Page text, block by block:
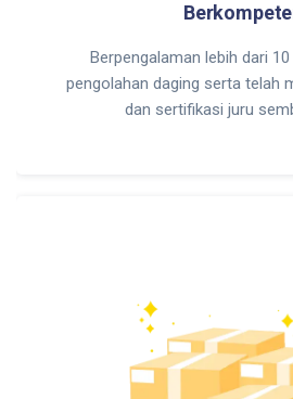
Berpengalaman lebih dari
pengolahan daging serta telah
dan sertifikasi juru